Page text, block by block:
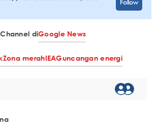
Follow
diGoogle News
Zona merahIEAGuncangan energi